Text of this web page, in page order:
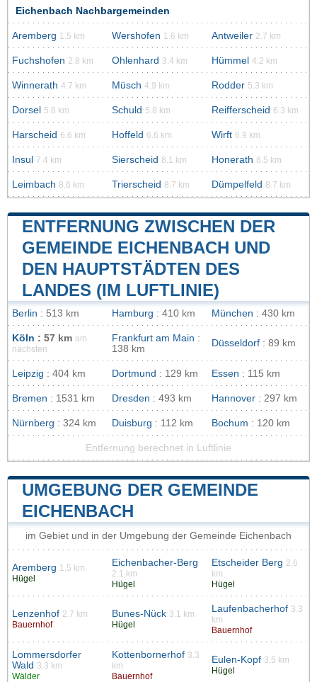
Eichenbach Nachbargemeinden
Aremberg 1.5 km Wershofen 1.6 km Antweiler 2.7 km
Fuchshofen 2.8 km Ohlenhard 3.4 km Hümmel 4.2 km
Winnerath 4.7 km Müsch 4.9 km Rodder 5.3 km
Dorsel 5.8 km Schuld 5.8 km Reifferscheid 6.3 km
Harscheid 6.6 km Hoffeld 6.6 km Wirft 6.9 km
Insul 7.4 km Sierscheid 8.1 km Honerath 8.5 km
Leimbach 8.6 km Trierscheid 8.7 km Dümpelfeld 8.7 km
ENTFERNUNG ZWISCHEN DER
GEMEINDE EICHENBACH UND
DEN HAUPTSTÄDTEN DES
LANDES (IM LUFTLINIE)
Berlin : 513 km Hamburg : 410 km München : 430 km
Köln : 57 km am
nächsten
Frankfurt am Main :
138 km
Düsseldorf : 89 km
Leipzig : 404 km Dortmund : 129 km Essen : 115 km
Bremen : 1531 km Dresden : 493 km Hannover : 297 km
Nürnberg : 324 km Duisburg : 112 km Bochum : 120 km
Entfernung berechnet in Luftlinie
UMGEBUNG DER GEMEINDE
EICHENBACH
im Gebiet und in der Umgebung der Gemeinde Eichenbach
Aremberg 1.5 km
Hügel
Eichenbacher-Berg
2.1 km
Hügel
Etscheider Berg 2.6
km
Hügel
Lenzenhof 2.7 km
Bauernhof
Bunes-Nück 3.1 km
Hügel
Laufenbacherhof 3.3
km
Bauernhof
Lommersdorfer
Wald 3.3 km
Wälder
Kottenbornerhof 3.3
km
Bauernhof
Eulen-Kopf 3.5 km
Hügel